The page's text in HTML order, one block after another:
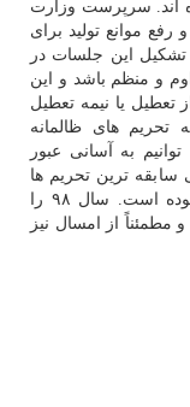
شده اند. سرپرست وزارت
موانع تولید برای
تشکیل این جلسات در
و منظم باشد و این
تعطیل یا نیمه تعطیل
تحریم های ظالمانه
به آسانی عبور
سابقه ترین تحریم ها
ادامه دارد، این نشانگر شکست تحریم ها بوده است. سال ۹۸ را
و مطمئناً از امسال نیز